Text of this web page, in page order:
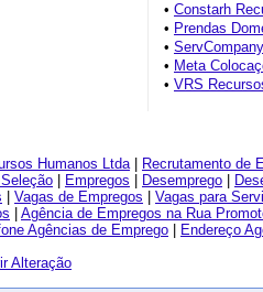
• Constarh
• Prendas
•
• Meta
• VRS
Humanos Ltda| Recrutamento de
Empregos Desemprego
Vagas de Empregos Vagas para
Agência de Empregos na Rua
Agências de Emprego Endereço
Alteração